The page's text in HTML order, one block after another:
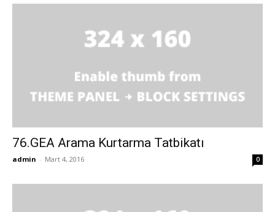
76.GEA Arama Kurtarma Tatbikatı
admin - Mart 4, 2016 0